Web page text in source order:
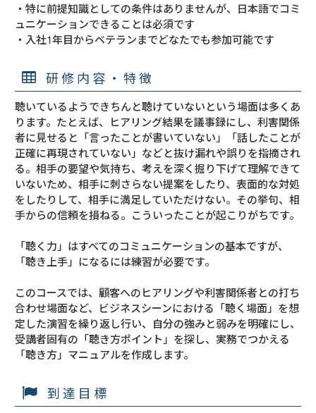
・特に前提知識としての条件はありませんが、日本語でコミ
ュニケーションできることは必須です
・入社1年目からベテランまでどなたでも参加可能です
研修内容・特徴
聴いているようできちんと聴けていないという場面は多くあ
ります。たとえば、ヒアリング結果を議事録にし、利害関係
者に見せると「言ったことが書いていない」「話したことが
正確に再現されていない」などと抜け漏れや誤りを指摘され
る。相手の要望や気持ち、考えを深く掘り下げて理解できて
いないため、相手に刺さらない提案をしたり、表面的な対処
をしたりして、相手に満足していただけない。その挙句、相
手からの信頼を損ねる。こういったことが起こりがちです。
「聴く力」はすべてのコミュニケーションの基本ですが、
「聴き上手」になるには練習が必要です。
このコースでは、顧客へのヒアリングや利害関係者との打ち
合わせ場面など、ビジネスシーンにおける「聴く場面」を想
定した演習を繰り返し行い、自分の強みと弱みを明確にし、
受講者固有の「聴き方ポイント」を探し、実務でつかえる
「聴き方」マニュアルを作成します。
到達目標